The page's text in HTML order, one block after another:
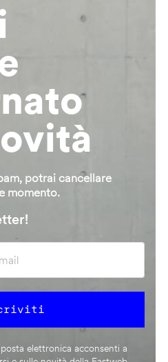
potrai cancellare
momento.
elettronica acconsenti a